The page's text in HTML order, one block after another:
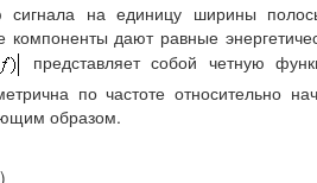
сигнала на единицу ширины
дают равные
представляет собой четную
по частоте относительно
образом.